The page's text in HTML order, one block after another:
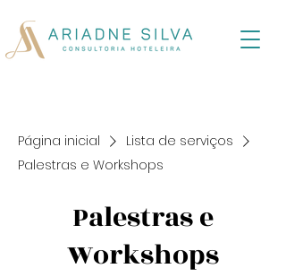
Página inicial
Lista de serviços
Palestras e Workshops
Palestras e
Workshops